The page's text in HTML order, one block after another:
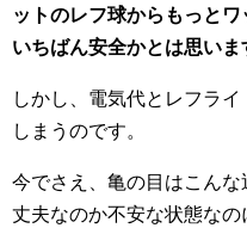
ットのレフ球からもっと
いちばん安全かとは思いま
しかし、電気代とレフラ
しまうのです。
今でさえ、亀の目はこん
丈夫なのか不安な状態なの